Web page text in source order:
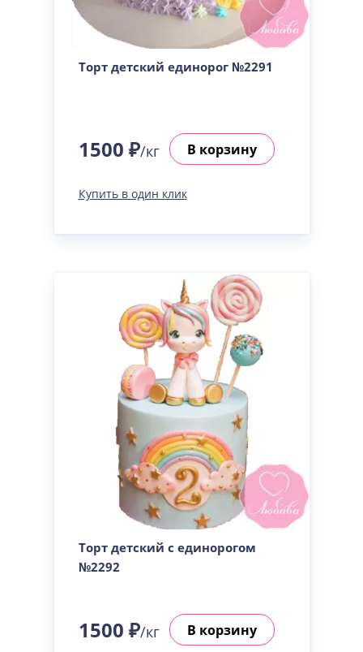
Торт детский единорог №2291
1500 ₽/кг В корзину
Купить в один клик
Торт детский с единорогом
№2292
1500 ₽/кг В корзину